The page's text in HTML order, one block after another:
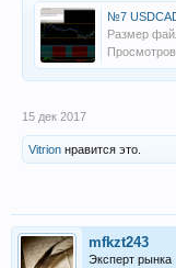
Размер
15 дек 2017
Vitrion нравится это.
mfkzt243
Эксперт рынка